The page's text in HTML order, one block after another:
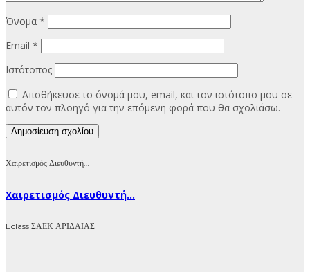
Όνομα *
Email *
Ιστότοπος
Αποθήκευσε το όνομά μου, email, και τον ιστότοπο μου σε
αυτόν τον πλοηγό για την επόμενη φορά που θα σχολιάσω.
Χαιρετισμός Διευθυντή…
Χαιρετισμός Διευθυντή...
Eclass ΣΑΕΚ ΑΡΙΔΑΙΑΣ